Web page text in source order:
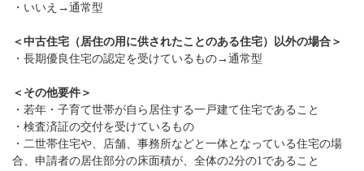
・いいえ→通常型
＜中古住宅（居住の用に供されたことのある住宅）以外の場合＞
・長期優良住宅の認定を受けているもの→通常型
＜その他要件＞
・若年・子育て世帯が自ら居住する一戸建て住宅であること
・検査済証の交付を受けているもの
・二世帯住宅や、店舗、事務所などと一体となっている住宅の場
合、申請者の居住部分の床面積が、全体の2分の1であること